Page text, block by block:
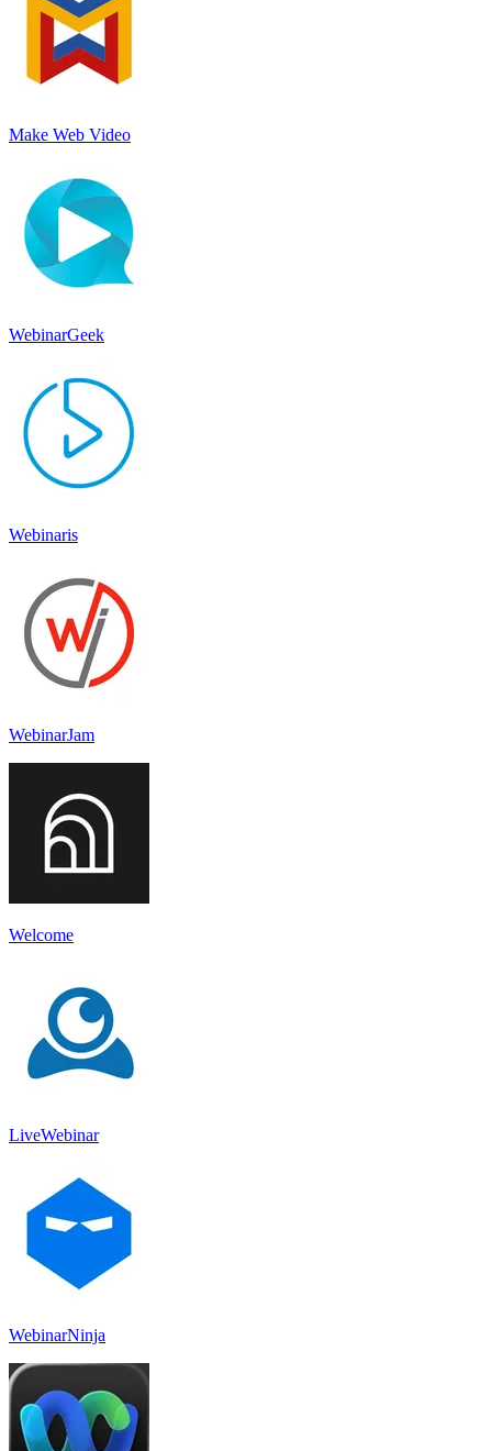
Make Web Video
WebinarGeek
Webinaris
WebinarJam
Welcome
LiveWebinar
WebinarNinja